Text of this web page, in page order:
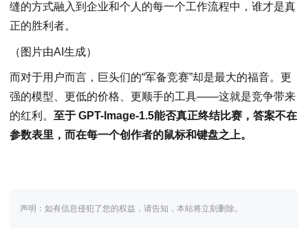
缝的方式融入到企业和个人的每一个工作流程中，谁才是真
正的胜利者。
（图片由AI生成）
而对于用户而言，巨头们的“军备竞赛”却是最大的福音。更
强的模型、更低的价格、更顺手的工具——这就是竞争带来
的红利。 至于 GPT-Image-1.5能否真正终结比赛，答案不在
参数表里，而在每一个创作者的鼠标和键盘之上。
声明：如有信息侵犯了您的权益，请告知，本站将立刻删除。